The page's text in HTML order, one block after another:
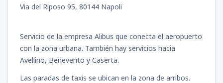
Via del Riposo 95, 80144 Napoli
Servicio de la empresa Alibus que conecta el aeropuerto
con la zona urbana. También hay servicios hacia
Avellino, Benevento y Caserta.
Las paradas de taxis se ubican en la zona de arribos.